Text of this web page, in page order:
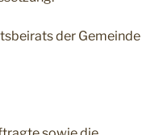
der Gemeinde